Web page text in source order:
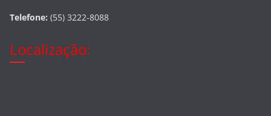
Telefone: (55) 3222-8088
Localização: